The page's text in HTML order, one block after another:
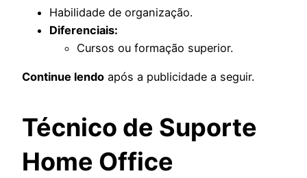
Habilidade de organização.
Diferenciais:
Cursos ou formação superior.
Continue lendo após a publicidade a seguir.
Técnico de Suporte
Home Office